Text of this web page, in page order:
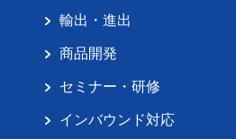
輸出・進出
商品開発
セミナー・研修
インバウンド対応